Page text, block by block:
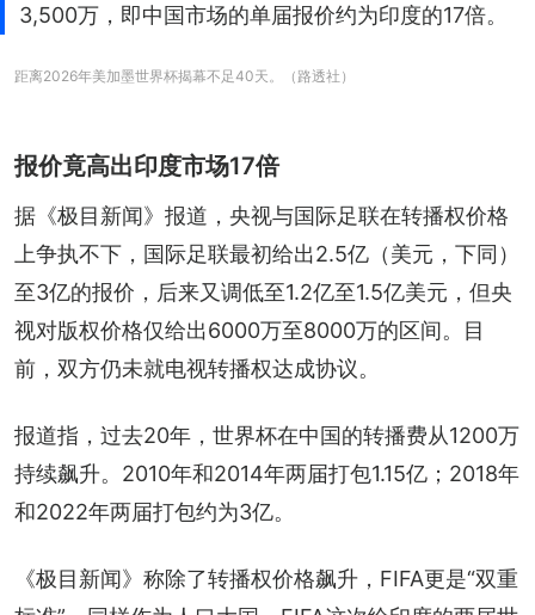
3,500万，即中国市场的单届报价约为印度的17倍。
距离2026年美加墨世界杯揭幕不足40天。（路透社）
报价竟高出印度市场17倍
据《极目新闻》报道，央视与国际足联在转播权价格
上争执不下，国际足联最初给出2.5亿（美元，下同）
至3亿的报价，后来又调低至1.2亿至1.5亿美元，但央
视对版权价格仅给出6000万至8000万的区间。目
前，双方仍未就电视转播权达成协议。
报道指，过去20年，世界杯在中国的转播费从1200万
持续飙升。2010年和2014年两届打包1.15亿；2018年
和2022年两届打包约为3亿。
《极目新闻》称除了转播权价格飙升，FIFA更是“双重